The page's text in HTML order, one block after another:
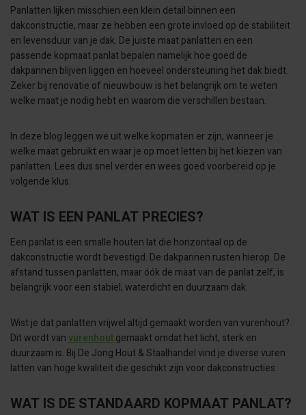
Panlatten lijken misschien een klein detail binnen een
dakconstructie, maar ze hebben een grote invloed op de stabiliteit
en levensduur van je dak. De juiste maat panlatten en een
passende kopmaat panlat bepalen namelijk hoe goed de
dakpannen blijven liggen en hoeveel ondersteuning het dak biedt.
Zeker bij renovatie of nieuwbouw is het belangrijk om te weten
welke maat je nodig hebt en waarom die verschillen bestaan.
In deze blog leggen we uit welke kopmaten er zijn, wanneer je
welke maat gebruikt en waar je op moet letten bij het kiezen van
panlatten. Lees dus snel verder en wees goed voorbereid op je
volgende klus.
WAT IS EEN PANLAT PRECIES?
Een panlat is een smalle houten lat die horizontaal op de
dakconstructie wordt bevestigd. De dakpannen rusten hierop. De
afstand tussen panlatten, maar óók de maat van de panlat zelf, is
belangrijk voor een stabiel, waterdicht en duurzaam dak.
Wist je dat panlatten vrijwel altijd gemaakt worden van vurenhout?
Dit wordt vanvurenhoutgemaakt omdat het licht, sterk en
duurzaam is. Bij De Jong Hout & Staalhandel vind je diverse vuren
latten van hoge kwaliteit die geschikt zijn voor dakconstructies.
WAT IS DE STANDAARD KOPMAAT PANLAT?